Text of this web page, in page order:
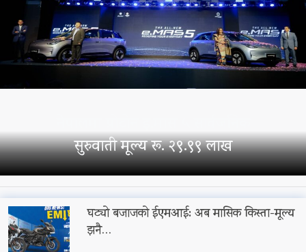
सुरुवाती मूल्य रू. २९.९९ लाख
घट्यो बजाजको ईएमआई: अब मासिक किस्ता-मूल्य
झनै…